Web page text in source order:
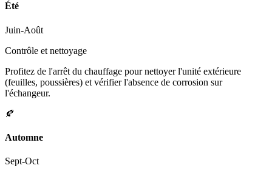
Été
Juin-Août
Contrôle et nettoyage
Profitez de l'arrêt du chauffage pour nettoyer l'unité extérieure
(feuilles, poussières) et vérifier l'absence de corrosion sur
l'échangeur.
🍂
Automne
Sept-Oct